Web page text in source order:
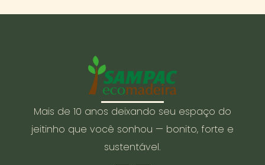
Mais de 10 anos deixando seu espaço do
jeitinho que você sonhou — bonito, forte e
sustentável.